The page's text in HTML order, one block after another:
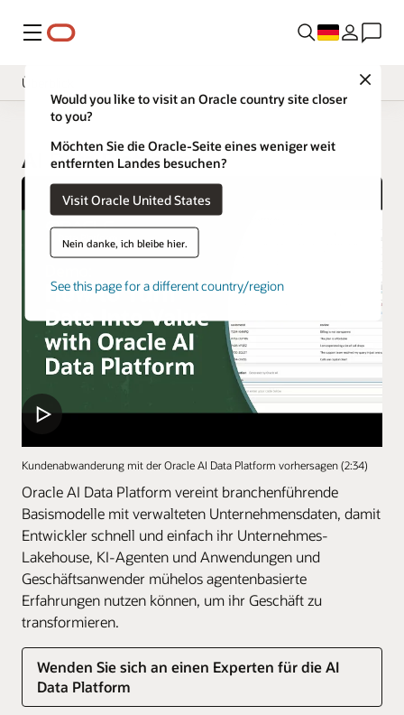
Menü
Close
Would you like to visit an Oracle country site closer
to you?
Möchten Sie die Oracle-Seite eines weniger weit
entfernten Landes besuchen?
Visit Oracle United States
Nein danke, ich bleibe hier.
See this page for a different country/region
Überblick
AI Data Platform
Kundenabwanderung mit der Oracle AI Data Platform vorhersagen (2:34)
Oracle AI Data Platform vereint branchenführende
Basismodelle mit verwalteten Unternehmensdaten, damit
Entwickler schnell und einfach ihr Unternehmes-
Lakehouse, KI-Agenten und Anwendungen und
Geschäftsanwender mühelos agentenbasierte
Erfahrungen nutzen können, um ihr Geschäft zu
transformieren.
Wenden Sie sich an einen Experten für die AI
Data Platform